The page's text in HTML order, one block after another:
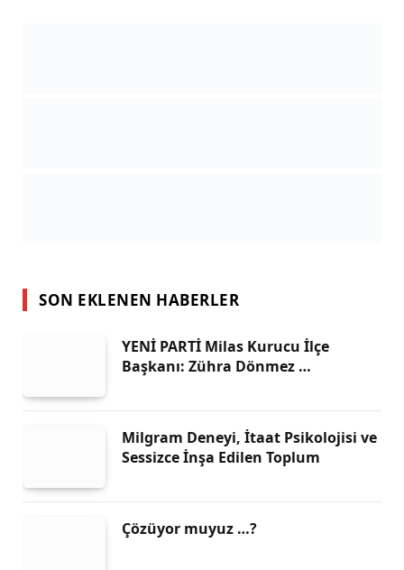
SON EKLENEN HABERLER
YENİ PARTİ Milas Kurucu İlçe
Başkanı: Zühra Dönmez …
Milgram Deneyi, İtaat Psikolojisi ve
Sessizce İnşa Edilen Toplum
Çözüyor muyuz …?